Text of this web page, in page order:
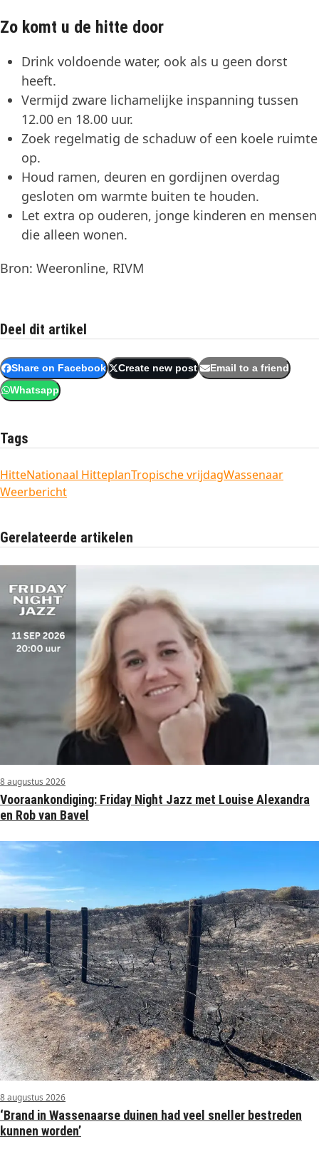
Zo komt u de hitte door
Drink voldoende water, ook als u geen dorst
heeft.
Vermijd zware lichamelijke inspanning tussen
12.00 en 18.00 uur.
Zoek regelmatig de schaduw of een koele ruimte
op.
Houd ramen, deuren en gordijnen overdag
gesloten om warmte buiten te houden.
Let extra op ouderen, jonge kinderen en mensen
die alleen wonen.
Bron: Weeronline, RIVM
Deel dit artikel
Share on Facebook Create new post Email to a friend
Whatsapp
Tags
HitteNationaal HitteplanTropische vrijdagWassenaar
Weerbericht
Gerelateerde artikelen
8 augustus 2026
Vooraankondiging: Friday Night Jazz met Louise Alexandra
en Rob van Bavel
8 augustus 2026
‘Brand in Wassenaarse duinen had veel sneller bestreden
kunnen worden’